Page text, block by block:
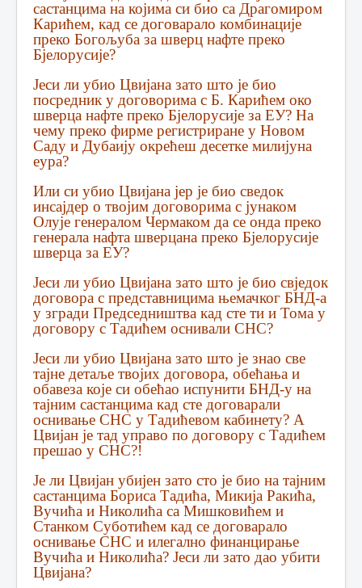
састанцима на којима си био са Драгомиром
Карићем, кад се договарало комбинације
преко Богољуба за шверц нафте преко
Бјелорусије?
Јеси ли убио Цвијана зато што је био
посредник у договорима с Б. Карићем око
шверца нафте преко Бјелорусије за ЕУ? На
чему преко фирме регистриране у Новом
Саду и Дубаију окрећеш десетке милијуна
еура?
Или си убио Цвијана јер је био сведок
инсајдер о твојим договорима с јунаком
Олује генералом Чермаком да се онда преко
генерала нафта шверцана преко Бјелорусије
шверца за ЕУ?
Јеси ли убио Цвијана зато што је био свједок
договора с представницима њемачког БНД-а
у згради Председништва кад сте ти и Тома у
договору с Тадићем оснивали СНС?
Јеси ли убио Цвијана зато што је знао све
тајне детаље твојих договора, обећања и
обавеза које си обећао испунити БНД-у на
тајним састанцима кад сте договарали
оснивање СНС у Тадићевом кабинету? А
Цвијан је тад управо по договору с Тадићем
прешао у СНС?!
Је ли Цвијан убијен зато сто је био на тајним
састанцима Бориса Тадића, Микија Ракића,
Вучића и Николића са Мишковићем и
Станком Суботићем кад се договарало
оснивање СНС и илегално финанцирање
Вучића и Николића? Јеси ли зато дао убити
Цвијана?